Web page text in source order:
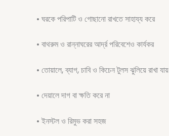
• ঘরকে পরিপাটি ও গোছানো রাখতে সাহায্য করে
• বাথরুম ও রান্নাঘরের আর্দ্র পরিবেশেও কার্যকর
• তোয়ালে, ব্যাগ, চাবি ও কিচেন টুলস ঝুলিয়ে রাখা যায়
• দেয়ালে দাগ বা ক্ষতি করে না
• ইনস্টল ও রিমুভ করা সহজ